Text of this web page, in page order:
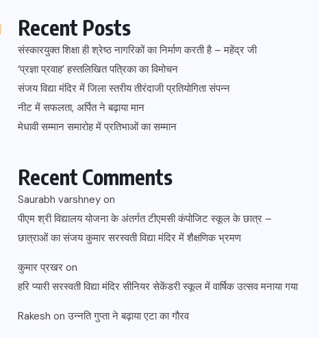
Recent Posts
संस्कारयुक्त शिक्षा ही श्रेष्ठ नागरिकों का निर्माण करती है – महेंद्र जी
‘प्रज्ञा प्रवाह’ हस्तलिखित पत्रिका का विमोचन
संजय विद्या मंदिर में जिला स्तरीय तीरंदाजी प्रतियोगिता संपन्न
नीट में सफलता, अर्पित ने बढ़ाया मान
मेधावी सम्मान समारोह में प्रतिभाओं का सम्मान
Recent Comments
Saurabh varshney on
पीएम श्री विद्यालय योजना के अंतर्गत टीएमसी कंपोजिट स्कूल के छात्र –
छात्राओं का संजय कुमार सरस्वती विद्या मंदिर में शैक्षणिक भ्रमण
कुमार प्रखर on
हरि प्यारी सरस्वती विद्या मंदिर सीनियर सेकेंडरी स्कूल में वार्षिक उत्सव मनाया गया
Rakesh onउन्नति गुप्ता ने बढ़ाया एटा का गौरव